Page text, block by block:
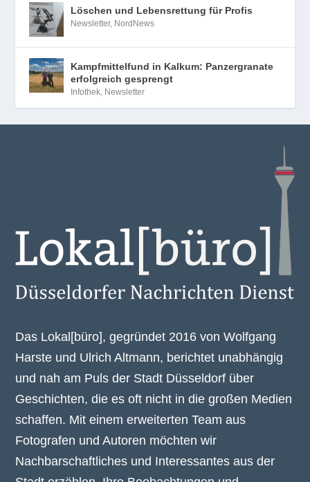
Löschen und Lebensrettung für Profis
Newsletter, NordNews
Kampfmittelfund in Kalkum: Panzergranate
erfolgreich gesprengt
Infothek, Newsletter
Das Lokal[büro], gegründet 2016 von Wolfgang
Harste und Ulrich Altmann, berichtet unabhängig
und nah am Puls der Stadt Düsseldorf über
Geschichten, die es oft nicht in die großen Medien
schaffen. Mit einem erweiterten Team aus
Fotografen und Autoren möchten wir
Nachbarschaftliches und Interessantes aus der